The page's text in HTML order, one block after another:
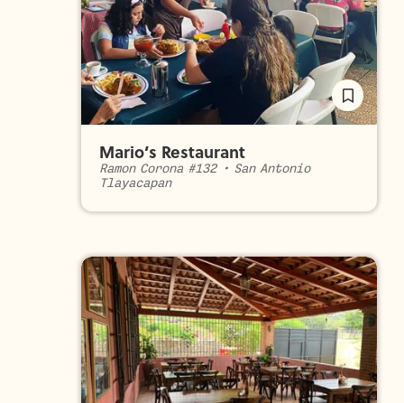
Mario’s Restaurant
Ramon Corona #132• San Antonio
Tlayacapan